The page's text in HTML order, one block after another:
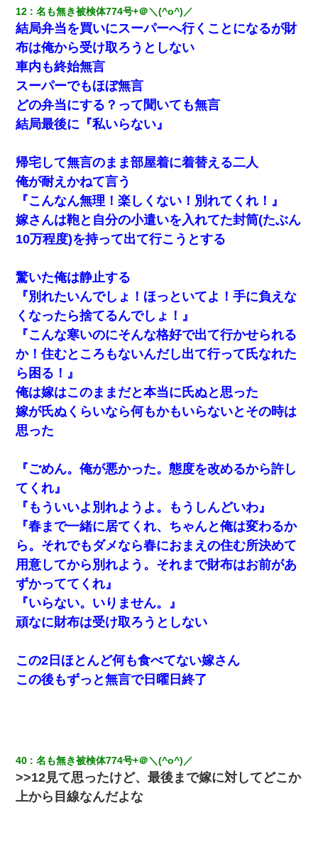
12 名も無き被検体774号+＠＼(^o^)／
結局弁当を買いにスーパーへ行くことになるが財
布は俺から受け取ろうとしない
車内も終始無言
スーパーでもほぼ無言
どの弁当にする？って聞いても無言
結局最後に『私いらない』
帰宅して無言のまま部屋着に着替える二人
俺が耐えかねて言う
『こんなん無理！楽しくない！別れてくれ！』
嫁さんは鞄と自分の小遣いを入れてた封筒(たぶん
10万程度)を持って出て行こうとする
驚いた俺は静止する
『別れたいんでしょ！ほっといてよ！手に負えな
くなったら捨てるんでしょ！』
『こんな寒いのにそんな格好で出て行かせられる
か！住むところもないんだし出て行って氏なれた
ら困る！』
俺は嫁はこのままだと本当に氏ぬと思った
嫁が氏ぬくらいなら何もかもいらないとその時は
思った
『ごめん。俺が悪かった。態度を改めるから許し
てくれ』
『もういいよ別れようよ。もうしんどいわ』
『春まで一緒に居てくれ、ちゃんと俺は変わるか
ら。それでもダメなら春におまえの住む所決めて
用意してから別れよう。それまで財布はお前があ
ずかっててくれ』
『いらない。いりません。』
頑なに財布は受け取ろうとしない
この2日ほとんど何も食べてない嫁さん
この後もずっと無言で日曜日終了
40 名も無き被検体774号+＠＼(^o^)／
>>12見て思ったけど、最後まで嫁に対してどこか
上から目線なんだよな